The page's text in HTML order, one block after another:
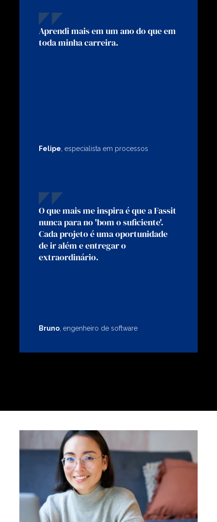
Aprendi mais em um ano do que em
toda minha carreira.
Felipe especialista em processos
O que mais me inspira é que a Fassit
nunca para no 'bom o suficiente'.
Cada projeto é uma oportunidade
de ir além e entregar o
extraordinário.
Bruno engenheiro de software